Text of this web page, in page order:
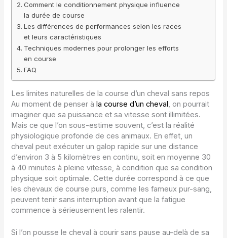
Comment le conditionnement physique influence
la durée de course
Les différences de performances selon les races
et leurs caractéristiques
Techniques modernes pour prolonger les efforts
en course
FAQ
Les limites naturelles de la course d’un cheval sans repos
Au moment de penser àla course d’un cheval, on pourrait
imaginer que sa puissance et sa vitesse sont illimitées.
Mais ce que l’on sous-estime souvent, c’est la réalité
physiologique profonde de ces animaux. En effet, un
cheval peut exécuter un galop rapide sur une distance
d’environ 3 à 5 kilomètres en continu, soit en moyenne 30
à 40 minutes à pleine vitesse, à condition que sa condition
physique soit optimale. Cette durée correspond à ce que
les chevaux de course purs, comme les fameux pur-sang,
peuvent tenir sans interruption avant que la fatigue
commence à sérieusement les ralentir.
Si l’on pousse le cheval à courir sans pause au-delà de sa